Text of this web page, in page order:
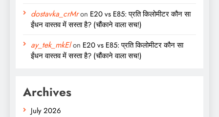
dostavka_crMron E20 vs E85: प्रति किलोमीटर कौन सा
ईंधन वास्तव में सस्ता है? (चौंकाने वाला सच!)
ay_tek_mkElon E20 vs E85: प्रति किलोमीटर कौन सा
ईंधन वास्तव में सस्ता है? (चौंकाने वाला सच!)
Archives
July 2026